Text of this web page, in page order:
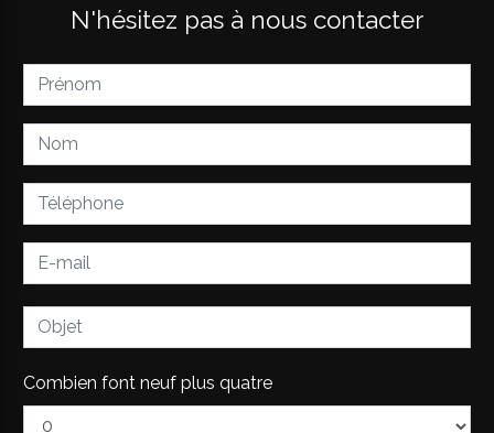
N'hésitez pas à nous contacter
Combien font neuf plus quatre